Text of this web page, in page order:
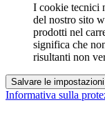
I cookie tecnici
del nostro sito
prodotti nel
significa che
risultanti non
Salvare le impostazioni
Informativa sulla